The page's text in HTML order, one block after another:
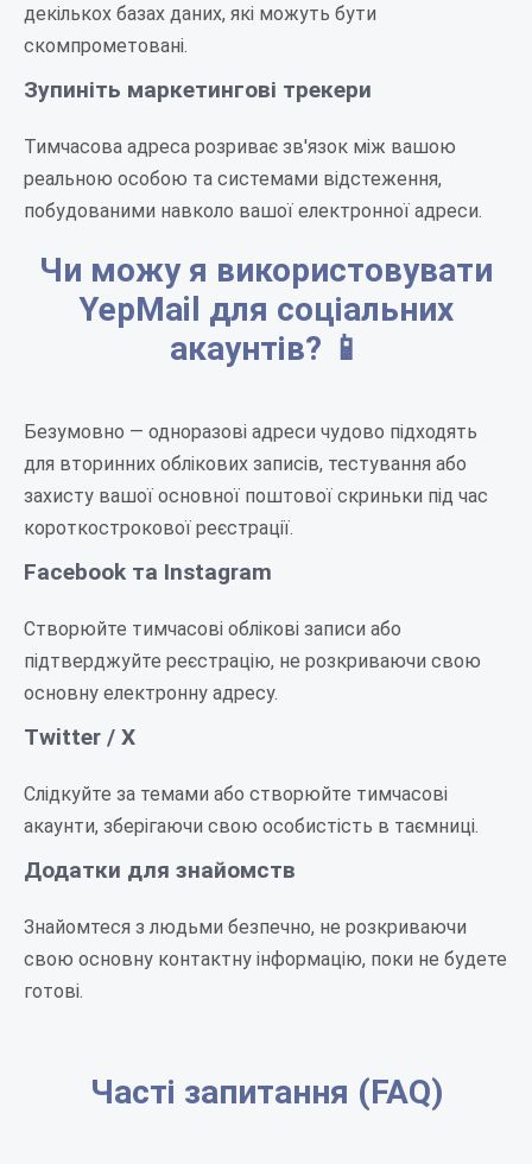
декількох базах даних, які можуть бути
скомпрометовані.
Зупиніть маркетингові трекери
Тимчасова адреса розриває зв'язок між вашою
реальною особою та системами відстеження,
побудованими навколо вашої електронної адреси.
Чи можу я використовувати
YepMail для соціальних
акаунтів? 📱
Безумовно — одноразові адреси чудово підходять
для вторинних облікових записів, тестування або
захисту вашої основної поштової скриньки під час
короткострокової реєстрації.
Facebook та Instagram
Створюйте тимчасові облікові записи або
підтверджуйте реєстрацію, не розкриваючи свою
основну електронну адресу.
Twitter / X
Слідкуйте за темами або створюйте тимчасові
акаунти, зберігаючи свою особистість в таємниці.
Додатки для знайомств
Знайомтеся з людьми безпечно, не розкриваючи
свою основну контактну інформацію, поки не будете
готові.
Часті запитання (FAQ)